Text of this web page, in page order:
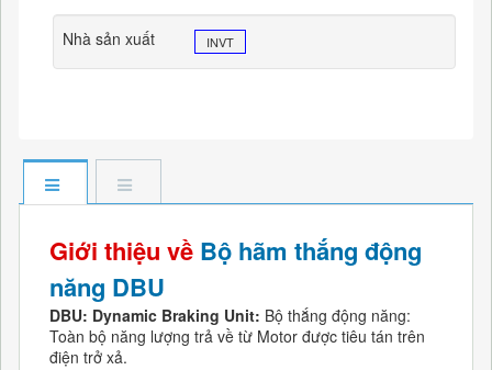
Nhà sản xuất INVT
Giới thiệu về Bộ hãm thắng động
năng DBU
DBU: Dynamic Braking Unit: Bộ thắng động năng:
Toàn bộ năng lượng trả về từ Motor được tiêu tán trên
điện trở xả.